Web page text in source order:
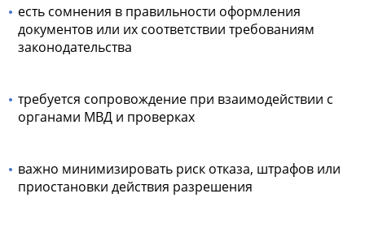
есть сомнения в правильности оформления
документов или их соответствии требованиям
законодательства
требуется сопровождение при взаимодействии с
органами МВД и проверках
важно минимизировать риск отказа, штрафов или
приостановки действия разрешения